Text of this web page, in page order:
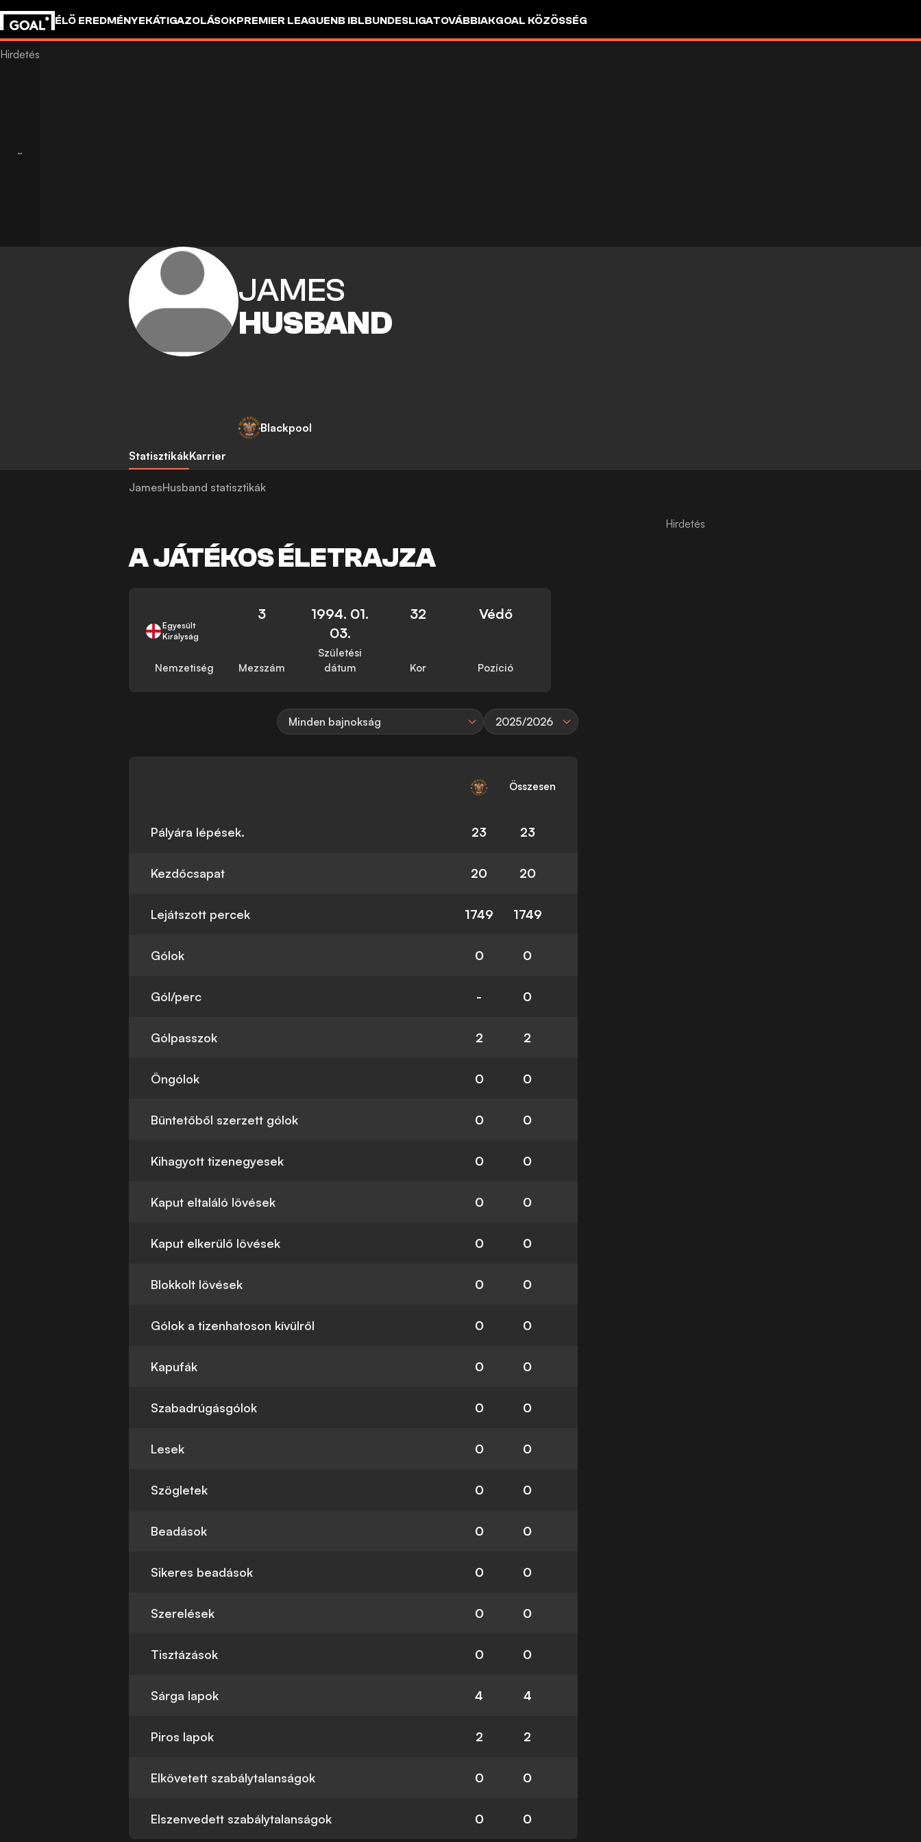
ÉLŐ EREDMÉNYEKÁTIGAZOLÁSOKPREMIER LEAGUENB IBLBUNDESLIGATOVÁBBIAKGOAL KÖZÖSSÉG
JAMES
HUSBAND
Blackpool
StatisztikákKarrier
JamesHusband statisztikák
A JÁTÉKOS ÉLETRAJZA
Egyesült
Királyság
Nemzetiség
3
Mezszám
1994. 01.
03.
Születési
dátum
32
Kor
Védő
Pozíció
Minden bajnokság 2025/2026
Összesen
Pályára lépések. 23 23
Kezdőcsapat 20 20
Lejátszott percek 1749 1749
Gólok 0 0
Gól/perc - 0
Gólpasszok 2 2
Öngólok 0 0
Büntetőből szerzett gólok 0 0
Kihagyott tizenegyesek 0 0
Kaput eltaláló lövések 0 0
Kaput elkerülő lövések 0 0
Blokkolt lövések 0 0
Gólok a tizenhatoson kívülről 0 0
Kapufák 0 0
Szabadrúgásgólok 0 0
Lesek 0 0
Szögletek 0 0
Beadások 0 0
Sikeres beadások 0 0
Szerelések 0 0
Tisztázások 0 0
Sárga lapok 4 4
Piros lapok 2 2
Elkövetett szabálytalanságok 0 0
Elszenvedett szabálytalanságok 0 0